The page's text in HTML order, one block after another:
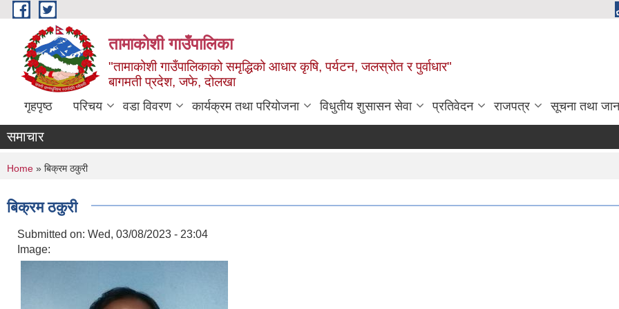
Skip to main content
तामाकोशी गाउँपालिका
"तामाकोशी गाउँपालिकाको समृद्धिको आधार कृषि, पर्यटन, जलस्रोत र पुर्वाधार"
बागमती प्रदेश, जफे, दोलखा
गृहपृष्ठ परिचय वडा विवरण कार्यक्रम तथा परियोजना विधुतीय शुसासन सेवा प्रतिवेदन राजपत्र सूचना तथा
समाचार
You are here
Home » बिक्रम ठकुरी
बिक्रम ठकुरी
Submitted on: Wed, 03/08/2023 - 23:04
Image: